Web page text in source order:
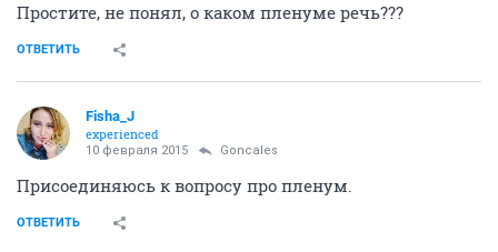
Простите, не понял, о каком пленуме речь???
ОТВЕТИТЬ
Fisha_J
experienced
10 февраля 2015 Goncales
Присоединяюсь к вопросу про пленум.
ОТВЕТИТЬ